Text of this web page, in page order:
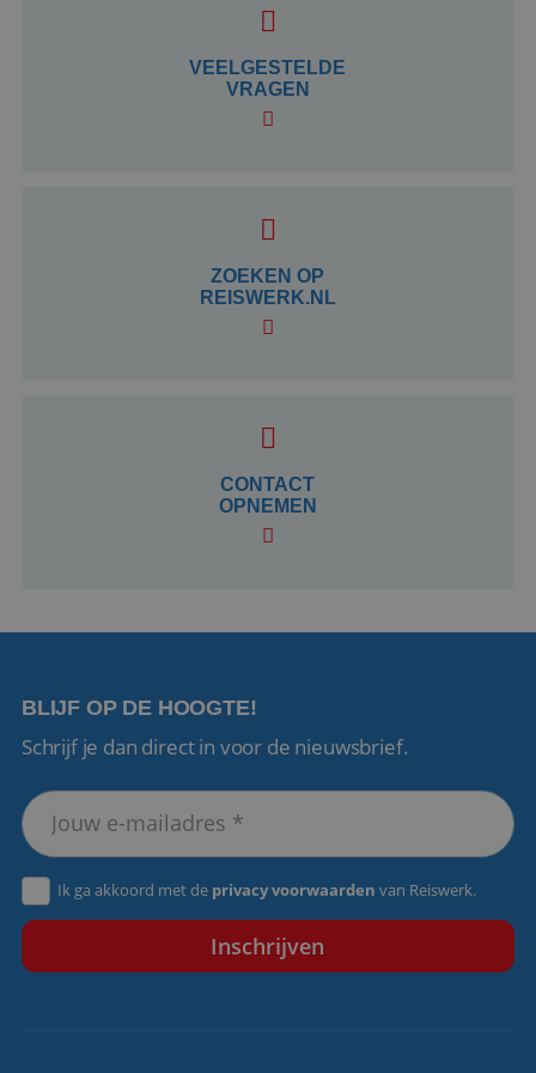
VEELGESTELDE
VRAGEN
ZOEKEN OP
REISWERK.NL
CONTACT
OPNEMEN
BLIJF OP DE HOOGTE!
Schrijf je dan direct in voor de nieuwsbrief.
Ik ga akkoord met de privacy voorwaarden van Reiswerk.
Prestatie
Functioneel
Niet-geclassificeerd
kernfunctionaliteiten van de website mogelijk, zoals
PHP.net
www.reiswerk.nl
li_gc
LinkedIn
.linkedin.com